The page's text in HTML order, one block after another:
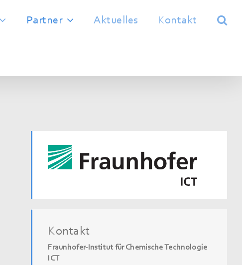
Partner Aktuelles Kontakt
Kontakt
Fraunhofer-Institut für Chemische Technologie
ICT